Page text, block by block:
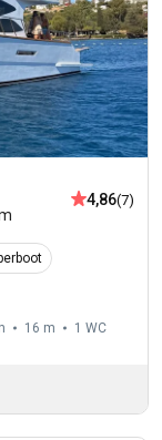
4,86(7)
16 m 1 WC